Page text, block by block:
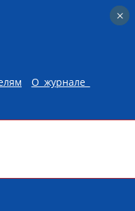
О журнале
×
×